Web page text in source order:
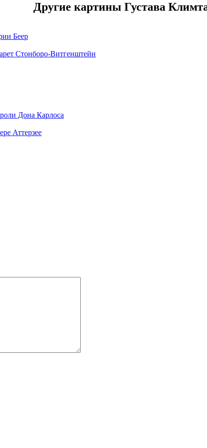
Другие картины Густава
Беер
Стонборо-Витгенштейн
Дона Карлоса
Аттерзее